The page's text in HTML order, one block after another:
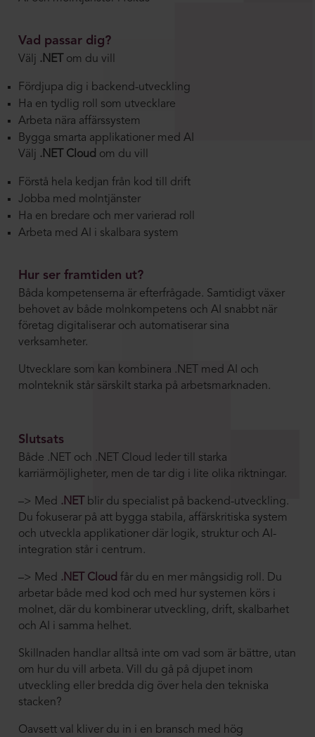
Vad passar dig?
Välj .NET om du vill
Fördjupa dig i backend-utveckling
Ha en tydlig roll som utvecklare
Arbeta nära affärssystem
Bygga smarta applikationer med AI
Välj .NET Cloud om du vill
Förstå hela kedjan från kod till drift
Jobba med molntjänster
Ha en bredare och mer varierad roll
Arbeta med AI i skalbara system
Hur ser framtiden ut?
Båda kompetenserna är efterfrågade. Samtidigt växer
behovet av både molnkompetens och AI snabbt när
företag digitaliserar och automatiserar sina
verksamheter.
Utvecklare som kan kombinera .NET med AI och
molnteknik står särskilt starka på arbetsmarknaden.
Slutsats
Både .NET och .NET Cloud leder till starka
karriärmöjligheter, men de tar dig i lite olika riktningar.
–> Med .NET
blir du specialist på backend-utveckling.
Du fokuserar på att bygga stabila, affärskritiska system
och utveckla applikationer där logik, struktur och AI-
integration står i centrum.
–> Med .NET Cloud får du en mer mångsidig roll. Du
arbetar både med kod och med hur systemen körs i
molnet, där du kombinerar utveckling, drift, skalbarhet
och AI i samma helhet.
Skillnaden handlar alltså inte om vad som är bättre, utan
om hur du vill arbeta. Vill du gå på djupet inom
utveckling eller bredda dig över hela den tekniska
stacken?
Oavsett val kliver du in i en bransch med hög